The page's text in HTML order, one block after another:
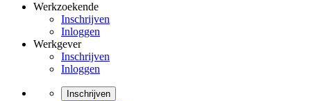
Werkzoekende
Inschrijven
Inloggen
Werkgever
Inschrijven
Inloggen
Inschrijven